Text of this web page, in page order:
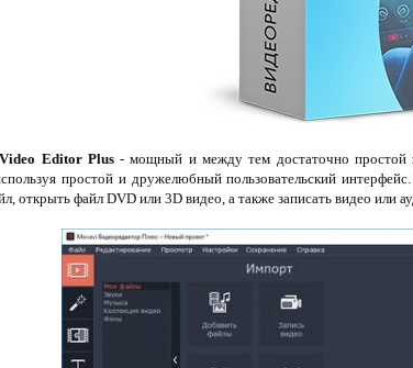
Editor Plus- мощный и между тем достаточно простой
простой и дружелюбный пользовательский
открыть файл DVD или 3D видео, а также записать видео или